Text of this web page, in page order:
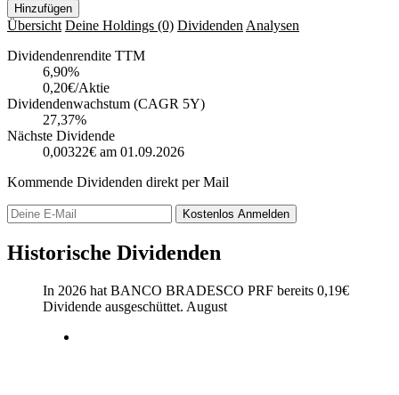
Hinzufügen
Übersicht Deine Holdings (0) Dividenden Analysen
Dividendenrendite TTM
6,90%
0,20€/Aktie
Dividendenwachstum (CAGR 5Y)
27,37%
Nächste Dividende
0,00322€ am 01.09.2026
Kommende Dividenden direkt per Mail
Kostenlos Anmelden
Historische Dividenden
In 2026 hat BANCO BRADESCO PRF bereits 0,19€
Dividende ausgeschüttet. August